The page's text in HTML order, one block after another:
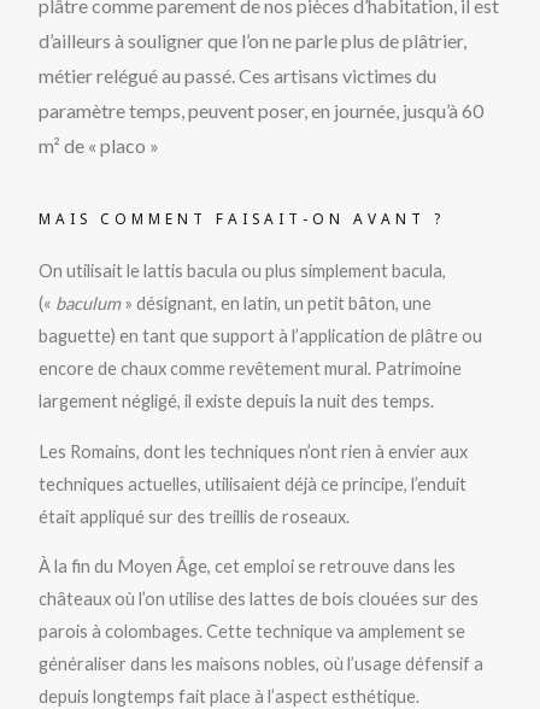
plâtre comme parement de nos pièces d’habitation, il est
d’ailleurs à souligner que l’on ne parle plus de plâtrier,
métier relégué au passé. Ces artisans victimes du
paramètre temps, peuvent poser, en journée, jusqu’à 60
m² de « placo »
MAIS COMMENT FAISAIT-ON AVANT ?
On utilisait le lattis bacula ou plus simplement bacula,
(« baculum» désignant, en latin, un petit bâton, une
baguette) en tant que support à l’application de plâtre ou
encore de chaux comme revêtement mural. Patrimoine
largement négligé, il existe depuis la nuit des temps.
Les Romains, dont les techniques n’ont rien à envier aux
techniques actuelles, utilisaient déjà ce principe, l’enduit
était appliqué sur des treillis de roseaux.
À la fin du Moyen Âge, cet emploi se retrouve dans les
châteaux où l’on utilise des lattes de bois clouées sur des
parois à colombages. Cette technique va amplement se
généraliser dans les maisons nobles, où l’usage défensif a
depuis longtemps fait place à l’aspect esthétique.